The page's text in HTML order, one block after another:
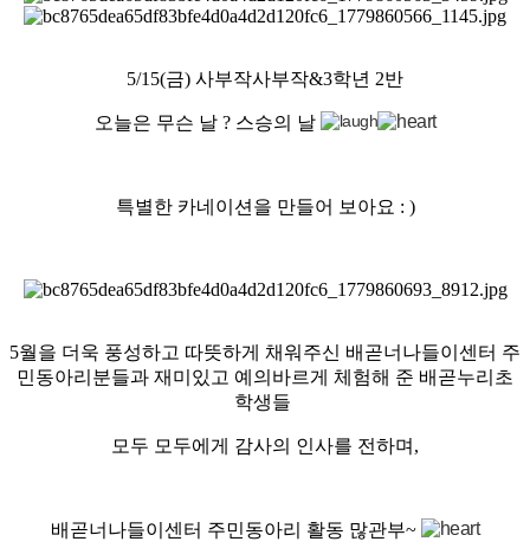
5/15(금) 사부작사부작&3학년 2반
오늘은 무슨 날 ? 스승의 날
특별한 카네이션을 만들어 보아요 : )
5월을 더욱 풍성하고 따뜻하게 채워주신 배곧너나들이센터 주
민동아리분들과 재미있고 예의바르게 체험해 준 배곧누리초
학생들
모두 모두에게 감사의 인사를 전하며,
배곧너나들이센터 주민동아리 활동 많관부~